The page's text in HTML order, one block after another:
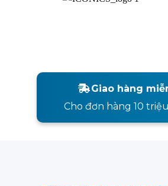
Giao hàng
Cho đơn hàng 10